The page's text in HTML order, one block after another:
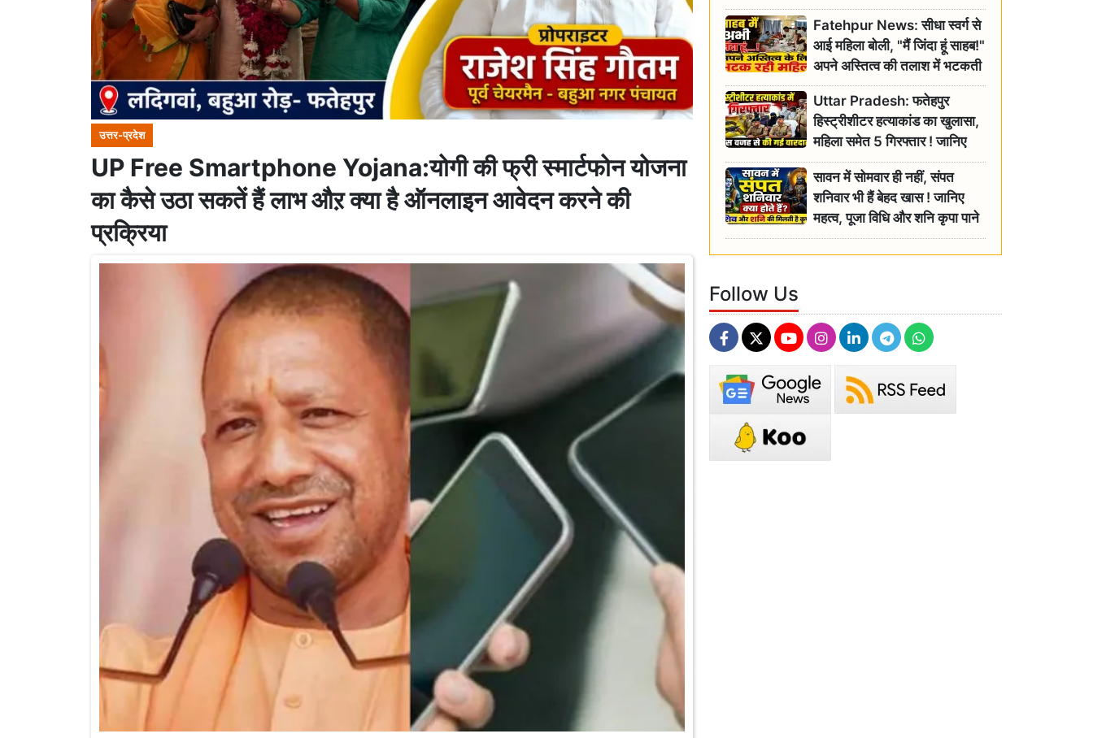
उत्तर-प्रदेश
UP Free Smartphone Yojana:योगी की फ्री स्मार्टफोन योजना
का कैसे उठा सकतें हैं लाभ औऱ क्या है ऑनलाइन आवेदन करने की
प्रक्रिया
शिवलिंग, जानिए क्या है इसका
इतिहास
Fatehpur News: सीधा स्वर्ग से
आई महिला बोली, "मैं जिंदा हूं साहब!"
अपने अस्तित्व की तलाश में भटकती
रही बुजुर्ग, एसडीएम ने दिए जांच के
आदेश
Uttar Pradesh: फतेहपुर
हिस्ट्रीशीटर हत्याकांड का खुलासा,
महिला समेत 5 गिरफ्तार ! जानिए
क्या था कनेक्शन?
सावन में सोमवार ही नहीं, संपत
शनिवार भी हैं बेहद खास ! जानिए
महत्व, पूजा विधि और शनि कृपा पाने
के आसान उपाय
Follow Us